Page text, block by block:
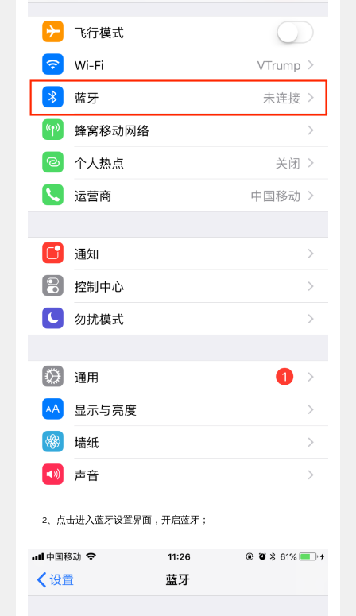
2、点击进入蓝牙设置界面，开启蓝牙；